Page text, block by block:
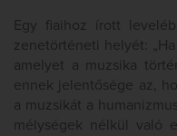
Egy fiaihoz írott
zenetörténeti helyét:
amelyet a muzsika
ennek jelentősége az,
a muzsikát a
mélységek nélkül való